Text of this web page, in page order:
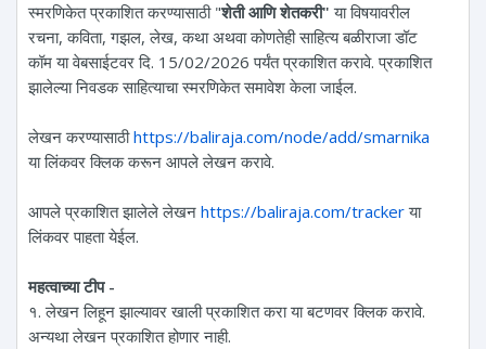
स्मरणिकेत प्रकाशित करण्यासाठी "शेती आणि शेतकरी" या विषयावरील
रचना, कविता, गझल, लेख, कथा अथवा कोणतेही साहित्य बळीराजा डॉट
कॉम या वेबसाईटवर दि. 15/02/2026 पर्यंत प्रकाशित करावे. प्रकाशित
झालेल्या निवडक साहित्याचा स्मरणिकेत समावेश केला जाईल.
लेखन करण्यासाठीhttps://baliraja.com/node/add/smarnika
या लिंकवर क्लिक करून आपले लेखन करावे.
आपले प्रकाशित झालेले लेखन https://baliraja.com/trackerया
लिंकवर पाहता येईल.
महत्वाच्या टीप -
१. लेखन लिहून झाल्यावर खाली प्रकाशित करा या बटणवर क्लिक करावे.
अन्यथा लेखन प्रकाशित होणार नाही.